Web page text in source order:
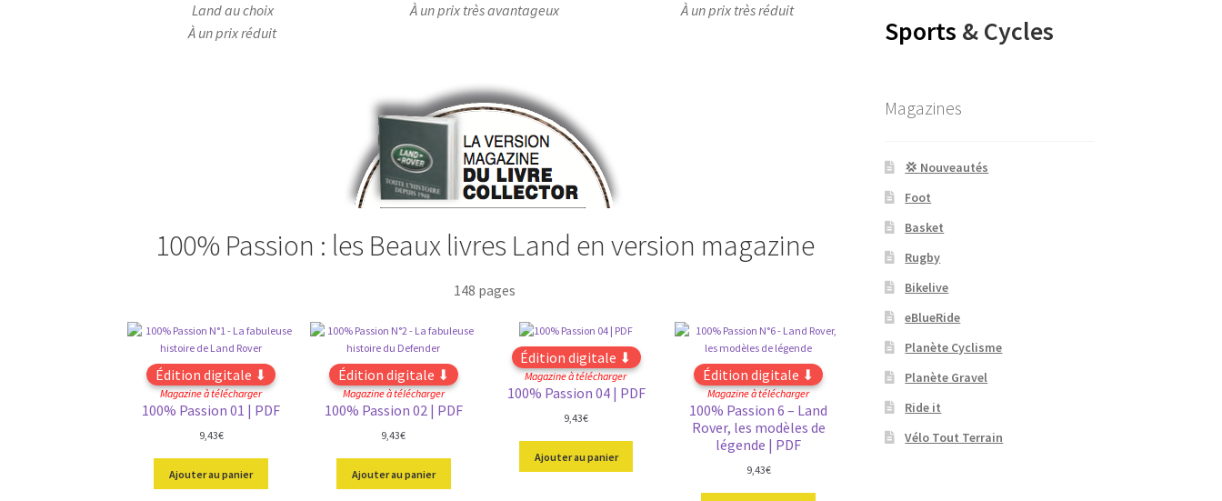
Land au choix
À un prix réduit
À un prix très avantageux
À un prix très réduit
100% Passion : les Beaux livres Land en version magazine
148 pages
Édition digitale ⬇
Magazine à télécharger
100% Passion 01 | PDF
9,43€
Ajouter au panier
Édition digitale ⬇
Magazine à télécharger
100% Passion 02 | PDF
9,43€
Ajouter au panier
Édition digitale ⬇
Magazine à télécharger
100% Passion 04 | PDF
9,43€
Ajouter au panier
Édition digitale ⬇
Magazine à télécharger
100% Passion 6 – Land
Rover, les modèles de
légende | PDF
9,43€
Sports & Cycles
Magazines
💢 Nouveautés
Foot
Basket
Rugby
Bikelive
eBlueRide
Planète Cyclisme
Planète Gravel
Ride it
Vélo Tout Terrain